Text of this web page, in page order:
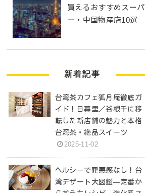
買えるおすすめスーパ
ー・中国物産店10選
新着記事
台湾茶カフェ狐月庵徹底ガ
イド！日暮里／谷根千に移
転した新店舗の魅力と本格
台湾茶・絶品スイーツ
2025-11-02
ヘルシーで罪悪感なし！台
湾デザート大図鑑—定番か